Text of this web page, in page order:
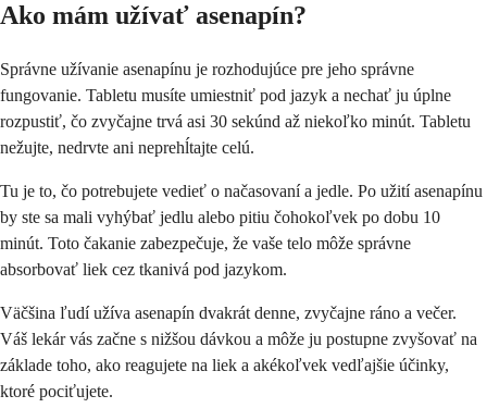
Ako mám užívať asenapín?
Správne užívanie asenapínu je rozhodujúce pre jeho správne
fungovanie. Tabletu musíte umiestniť pod jazyk a nechať ju úplne
rozpustiť, čo zvyčajne trvá asi 30 sekúnd až niekoľko minút. Tabletu
nežujte, nedrvte ani neprehĺtajte celú.
Tu je to, čo potrebujete vedieť o načasovaní a jedle. Po užití asenapínu
by ste sa mali vyhýbať jedlu alebo pitiu čohokoľvek po dobu 10
minút. Toto čakanie zabezpečuje, že vaše telo môže správne
absorbovať liek cez tkanivá pod jazykom.
Väčšina ľudí užíva asenapín dvakrát denne, zvyčajne ráno a večer.
Váš lekár vás začne s nižšou dávkou a môže ju postupne zvyšovať na
základe toho, ako reagujete na liek a akékoľvek vedľajšie účinky,
ktoré pociťujete.